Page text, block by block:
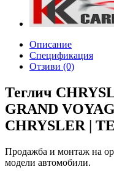
Описание
Спецификация
Отзиви (0)
Теглич
GRAND
CHRYSLER |
Продажба и монтаж на
модели автомобили.